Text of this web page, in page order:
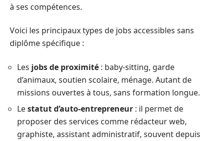
à ses compétences.
Voici les principaux types de jobs accessibles sans
diplôme spécifique :
Les jobs de proximité : baby-sitting, garde
d’animaux, soutien scolaire, ménage. Autant de
missions ouvertes à tous, sans formation longue.
Lestatut d’auto-entrepreneur : il permet de
proposer des services comme rédacteur web,
graphiste, assistant administratif, souvent depuis